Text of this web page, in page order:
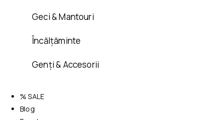
Geci & Mantouri
Încălțăminte
Genți & Accesorii
% SALE
Blog